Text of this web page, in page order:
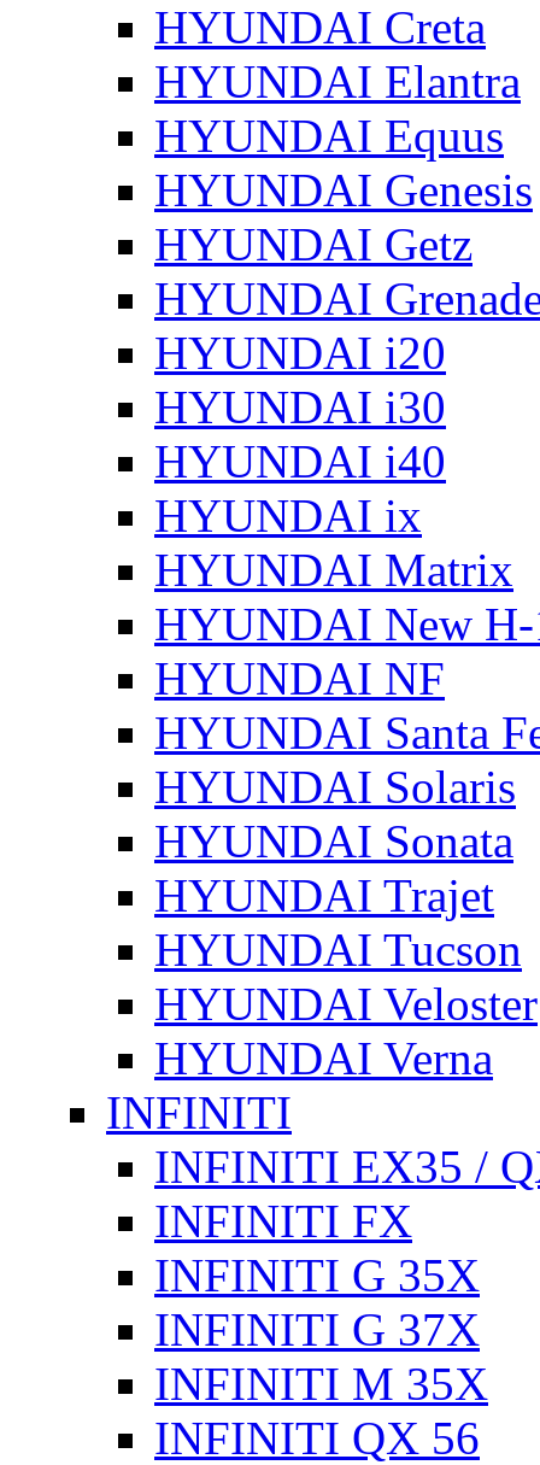
HYUNDAI Creta
HYUNDAI Elantra
HYUNDAI Equus
HYUNDAI Genesis
HYUNDAI Getz
HYUNDAI
HYUNDAI i20
HYUNDAI i30
HYUNDAI i40
HYUNDAI ix
HYUNDAI Matrix
HYUNDAI New
HYUNDAI NF
HYUNDAI Santa
HYUNDAI Solaris
HYUNDAI Sonata
HYUNDAI Trajet
HYUNDAI Tucson
HYUNDAI Veloster
HYUNDAI Verna
INFINITI
INFINITI EX35 /
INFINITI FX
INFINITI G 35X
INFINITI G 37X
INFINITI M 35X
INFINITI QX 56